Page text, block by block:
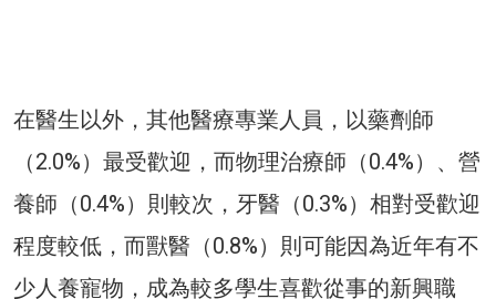
在醫生以外，其他醫療專業人員，以藥劑師
（2.0%）最受歡迎，而物理治療師（0.4%）、營
養師（0.4%）則較次，牙醫（0.3%）相對受歡迎
程度較低，而獸醫（0.8%）則可能因為近年有不
少人養寵物，成為較多學生喜歡從事的新興職